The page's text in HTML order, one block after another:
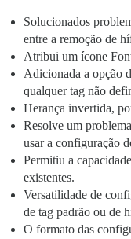
Solucionados
entre a remoção de
Atribui um ícone
Adicionada a opção
qualquer tag não
Herança invertida,
Resolve um
usar a configuração
Permitiu a
existentes.
Versatilidade de
de tag padrão ou de
O formato das